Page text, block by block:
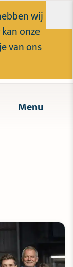
wij
onze
van ons
Menu